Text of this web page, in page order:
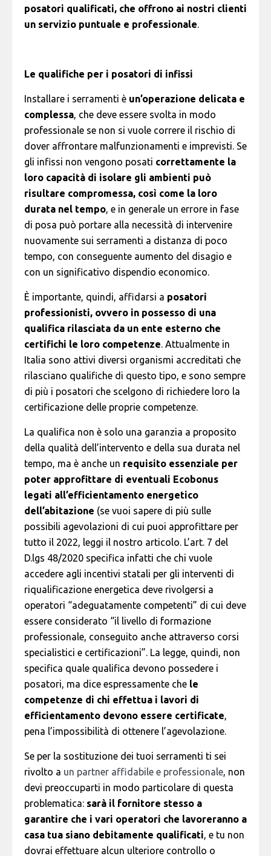
posatori qualificati, che offrono ai nostri clienti
un servizio puntuale e professionale.
Le qualifiche per i posatori di infissi
Installare i serramenti è un’operazione delicata e
complessa, che deve essere svolta in modo
professionale se non si vuole correre il rischio di
dover affrontare malfunzionamenti e imprevisti. Se
gli infissi non vengono posati correttamente la
loro capacità di isolare gli ambienti può
risultare compromessa, così come la loro
durata nel tempo, e in generale un errore in fase
di posa può portare alla necessità di intervenire
nuovamente sui serramenti a distanza di poco
tempo, con conseguente aumento del disagio e
con un significativo dispendio economico.
È importante, quindi, affidarsi a posatori
professionisti, ovvero in possesso di una
qualifica rilasciata da un ente esterno che
certifichi le loro competenze. Attualmente in
Italia sono attivi diversi organismi accreditati che
rilasciano qualifiche di questo tipo, e sono sempre
di più i posatori che scelgono di richiedere loro la
certificazione delle proprie competenze.
La qualifica non è solo una garanzia a proposito
della qualità dell’intervento e della sua durata nel
tempo, ma è anche un requisito essenziale per
poter approfittare di eventuali Ecobonus
legati all’efficientamento energetico
dell’abitazione (se vuoi sapere di più sulle
possibili agevolazioni di cui puoi approfittare per
tutto il 2022, leggi il nostro articolo. L’art. 7 del
D.lgs 48/2020 specifica infatti che chi vuole
accedere agli incentivi statali per gli interventi di
riqualificazione energetica deve rivolgersi a
operatori “adeguatamente competenti” di cui deve
essere considerato “il livello di formazione
professionale, conseguito anche attraverso corsi
specialistici e certificazioni”. La legge, quindi, non
specifica quale qualifica devono possedere i
posatori, ma dice espressamente che le
competenze di chi effettua i lavori di
efficientamento devono essere certificate,
pena l’impossibilità di ottenere l’agevolazione.
Se per la sostituzione dei tuoi serramenti ti sei
rivolto a un partner affidabile e professionale, non
devi preoccuparti in modo particolare di questa
problematica: sarà il fornitore stesso a
garantire che i vari operatori che lavoreranno a
casa tua siano debitamente qualificati, e tu non
dovrai effettuare alcun ulteriore controllo o